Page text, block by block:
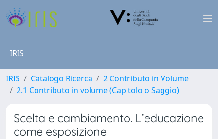
IRIS
IRIS Catalogo Ricerca
2 Contributo in Volume
2.1 Contributo in volume (Capitolo o Saggio)
Scelta e cambiamento. L’educazione
come esposizione